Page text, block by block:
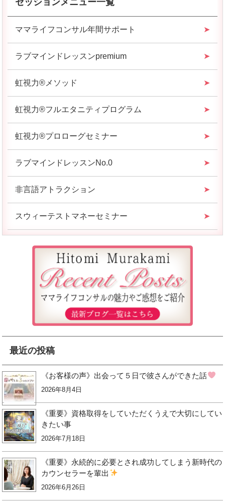
ママライフコンサル年間サポート
ラブマインドレッスンpremium
虹視力®︎メソッド
虹視力®︎フルエタニティプログラム
虹視力®︎プロローグセミナー
ラブマインドレッスンNo.0
非言語アトラクション
スウィーテストマネーセミナー
最近の投稿
《お客様の声》出会って５日で彼さんができた話
2026年8月4日
《重要》資格取得をしていただくうえで大切にしてい
きたい事
2026年7月18日
《重要》永続的に必要とされ成功してしまう新時代の
カウンセラーを輩出
2026年6月26日